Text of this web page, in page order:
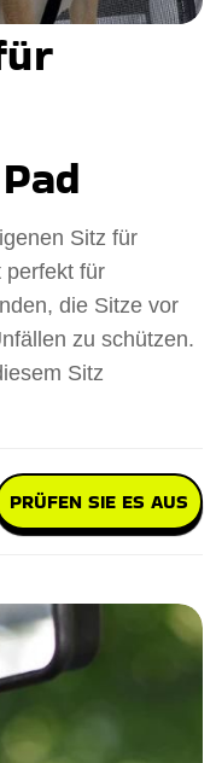
Sitz für
perfekt für
die Sitze vor
zu schützen.
Sitz
PRÜFEN SIE ES AUS